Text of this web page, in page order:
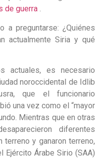
de guerra .
a preguntarse: ¿Quiénes
actualmente Siria y qué
actuales, es necesario
noroccidental de Idlib
que el funcionario
una vez como el “mayor
Mientras que en otras
diferentes
y ganaron terreno,
Ejército Árabe Sirio (SAA)